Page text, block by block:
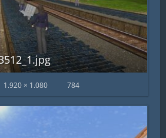
1.920 × 1.080 784